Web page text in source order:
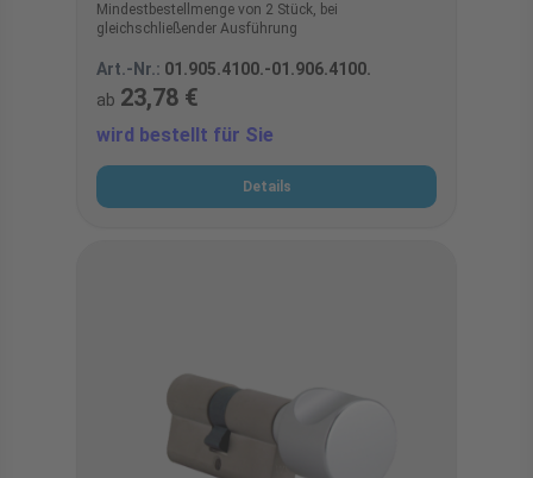
Mindestbestellmenge von 2 Stück, bei
gleichschließender Ausführung
Art.-Nr.: 01.905.4100.-01.906.4100.
ab 23,78 €
wird bestellt für Sie
Details